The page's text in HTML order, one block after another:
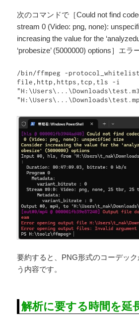
次のコマンドで［Could not find
stream 0 (Video: png, none):
increasing the value for the
‘probesize’ (5000000) options］エラ
/bin/ffmpeg -protocol_whitelist
file,http,https,tcp,tls -i
要約すると、PNG形式のコーデッ
う内容です。
解析に要する時間を延